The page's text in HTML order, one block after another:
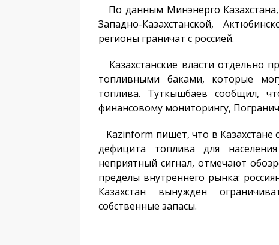
По данным Минэнерго
Западно-Казахстанской,
регионы граничат с россией.
Казахстанские власти отдельно
топливными баками, которые
топлива. Туткышбаев сообщил,
финансовому мониторингу,
Kazinform пишет, что в
дефицита топлива для
неприятный сигнал, отмечают
пределы внутреннего рынка:
Казахстан вынужден
собственные запасы.